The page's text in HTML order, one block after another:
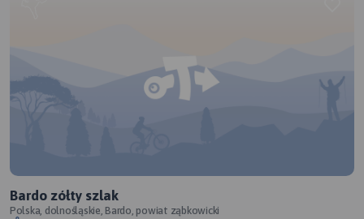
Bardo zółty szlak
Polska, dolnośląskie, Bardo, powiat ząbkowicki